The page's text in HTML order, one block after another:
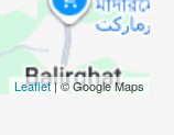
Leaflet| © Google Maps